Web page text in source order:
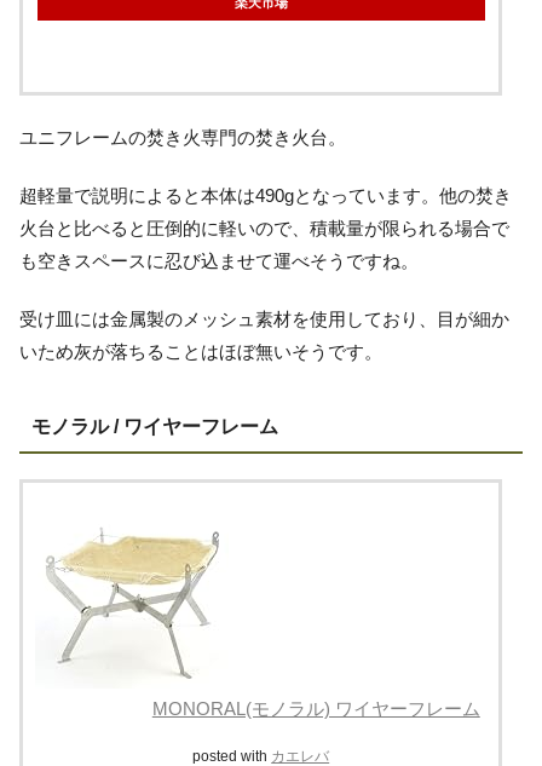
ユニフレームの焚き火専門の焚き火台。
超軽量で説明によると本体は490gとなっています。他の焚き
火台と比べると圧倒的に軽いので、積載量が限られる場合で
も空きスペースに忍び込ませて運べそうですね。
受け皿には金属製のメッシュ素材を使用しており、目が細か
いため灰が落ちることはほぼ無いそうです。
モノラル / ワイヤーフレーム
MONORAL(モノラル) ワイヤーフレーム
posted with カエレバ